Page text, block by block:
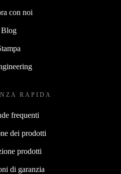
con noi
Blog
RAPIDA
frequenti
dei prodotti
prodotti
di garanzia